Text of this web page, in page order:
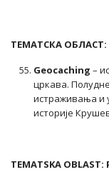
ТЕМАТСКА
Geocaching –
цркава.
истраживања и
историје
TEMATSKA OBLAST: